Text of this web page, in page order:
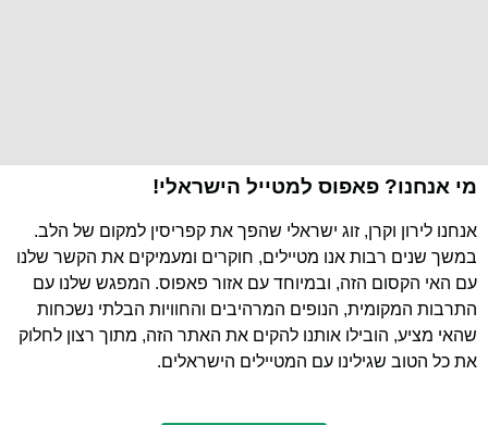
מי אנחנו? פאפוס למטייל הישראלי!
אנחנו לירון וקרן, זוג ישראלי שהפך את קפריסין למקום של הלב.
במשך שנים רבות אנו מטיילים, חוקרים ומעמיקים את הקשר שלנו
עם האי הקסום הזה, ובמיוחד עם אזור פאפוס. המפגש שלנו עם
התרבות המקומית, הנופים המרהיבים והחוויות הבלתי נשכחות
שהאי מציע, הובילו אותנו להקים את האתר הזה, מתוך רצון לחלוק
את כל הטוב שגילינו עם המטיילים הישראלים.